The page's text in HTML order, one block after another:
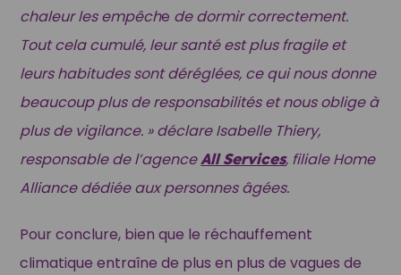
chaleur les empêche de dormir correctement.
Tout cela cumulé, leur santé est plus fragile et
leurs habitudes sont déréglées, ce qui nous donne
beaucoup plus de responsabilités et nous oblige à
plus de vigilance. » déclare Isabelle Thiery,
responsable de l’agenceAll Services, filiale Home
Alliance dédiée aux personnes âgées.
Pour conclure, bien que le réchauffement
climatique entraîne de plus en plus de vagues de